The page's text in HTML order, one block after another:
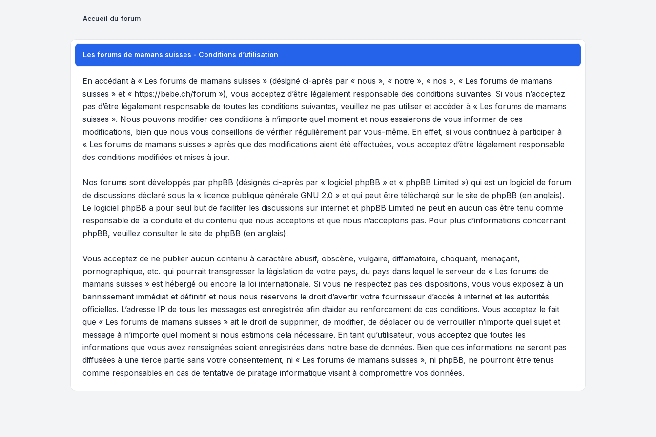
Accueil du forum
Les forums de mamans suisses - Conditions d’utilisation
En accédant à « Les forums de mamans suisses » (désigné ci-après par « nous », « notre », « nos », « Les forums de mamans
suisses » et « https://bebe.ch/forum »), vous acceptez d’être légalement responsable des conditions suivantes. Si vous n’acceptez
pas d’être légalement responsable de toutes les conditions suivantes, veuillez ne pas utiliser et accéder à « Les forums de mamans
suisses ». Nous pouvons modifier ces conditions à n’importe quel moment et nous essaierons de vous informer de ces
modifications, bien que nous vous conseillons de vérifier régulièrement par vous-même. En effet, si vous continuez à participer à
« Les forums de mamans suisses » après que des modifications aient été effectuées, vous acceptez d’être légalement responsable
des conditions modifiées et mises à jour.
Nos forums sont développés par phpBB (désignés ci-après par « logiciel phpBB » et « phpBB Limited ») qui est un logiciel de forum
de discussions déclaré sous la « licence publique générale GNU 2.0 » et qui peut être téléchargé sur le site de phpBB (en anglais).
Le logiciel phpBB a pour seul but de faciliter les discussions sur internet et phpBB Limited ne peut en aucun cas être tenu comme
responsable de la conduite et du contenu que nous acceptons et que nous n’acceptons pas. Pour plus d’informations concernant
phpBB, veuillez consulter le site de phpBB (en anglais).
Vous acceptez de ne publier aucun contenu à caractère abusif, obscène, vulgaire, diffamatoire, choquant, menaçant,
pornographique, etc. qui pourrait transgresser la législation de votre pays, du pays dans lequel le serveur de « Les forums de
mamans suisses » est hébergé ou encore la loi internationale. Si vous ne respectez pas ces dispositions, vous vous exposez à un
bannissement immédiat et définitif et nous nous réservons le droit d’avertir votre fournisseur d’accès à internet et les autorités
officielles. L’adresse IP de tous les messages est enregistrée afin d’aider au renforcement de ces conditions. Vous acceptez le fait
que « Les forums de mamans suisses » ait le droit de supprimer, de modifier, de déplacer ou de verrouiller n’importe quel sujet et
message à n’importe quel moment si nous estimons cela nécessaire. En tant qu’utilisateur, vous acceptez que toutes les
informations que vous avez renseignées soient enregistrées dans notre base de données. Bien que ces informations ne seront pas
diffusées à une tierce partie sans votre consentement, ni « Les forums de mamans suisses », ni phpBB, ne pourront être tenus
comme responsables en cas de tentative de piratage informatique visant à compromettre vos données.